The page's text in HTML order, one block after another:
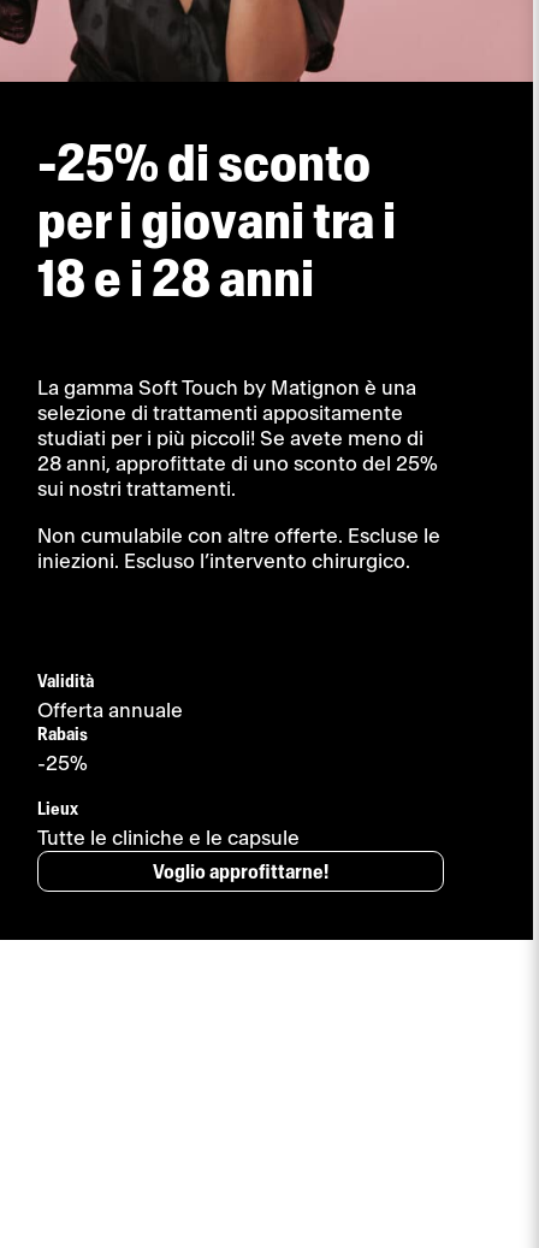
-25% di sconto
per i giovani tra i
18 e i 28 anni
La gamma Soft Touch by Matignon è una
selezione di trattamenti appositamente
studiati per i più piccoli! Se avete meno di
28 anni, approfittate di uno sconto del 25%
sui nostri trattamenti.
Non cumulabile con altre offerte. Escluse le
iniezioni. Escluso l’intervento chirurgico.
Validità
Offerta annuale
Rabais
-25%
Lieux
Tutte le cliniche e le capsule
Voglio approfittarne!